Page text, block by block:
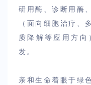
研用酶、诊断用酶
（面向细胞治疗、
质降解等应用方向
发。
亲和生命着眼于绿